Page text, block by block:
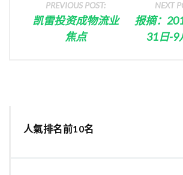
PREVIOUS POST:
凯雷投资成物流业
焦点
NEXT
报摘：
31日-9
人氣排名前10名